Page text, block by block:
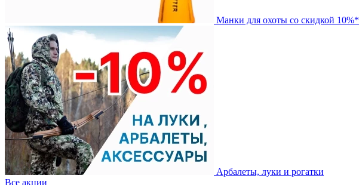
Манки для охоты со скидкой 10%*
Арбалеты, луки и рогатки
Все акции